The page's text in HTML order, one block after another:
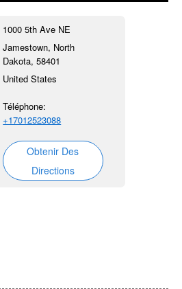
1000 5th Ave NE
Jamestown, North
Dakota, 58401
United States
Téléphone:
+17012523088
Obtenir Des
Directions